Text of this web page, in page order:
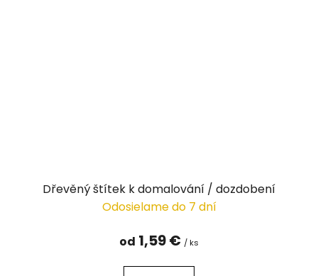
Dřevěný štítek k domalování / dozdobení
Odosielame do 7 dní
od 1,59 € / ks